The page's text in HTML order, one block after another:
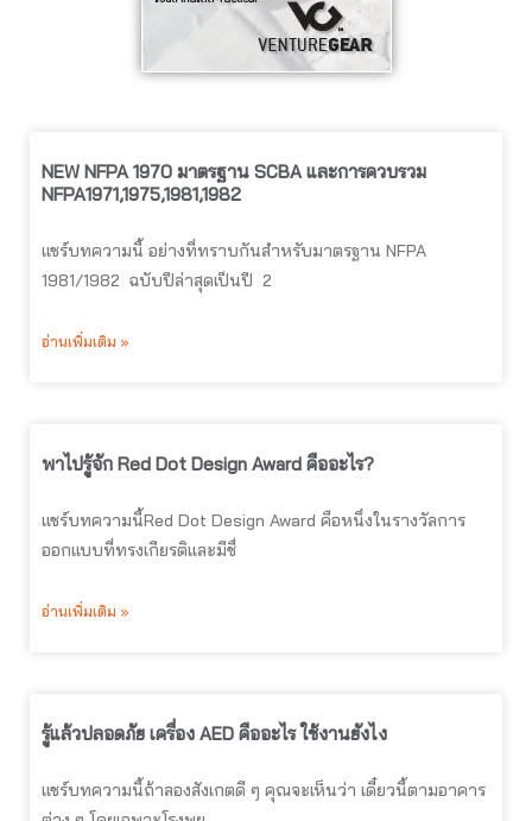
NEW NFPA 1970 มาตรฐาน SCBA และการควบรวม
NFPA1971,1975,1981,1982
แชร์บทความนี้ อย่างที่ทราบกันสำหรับมาตรฐาน NFPA
1981/1982 ฉบับปีล่าสุดเป็นปี 2
อ่านเพิ่มเติม »
พาไปรู้จัก Red Dot Design Award คืออะไร?
แชร์บทความนี้Red Dot Design Award คือหนึ่งในรางวัลการ
ออกแบบที่ทรงเกียรติและมีชื่
อ่านเพิ่มเติม »
รู้แล้วปลอดภัย เครื่อง AED คืออะไร ใช้งานยังไง
แชร์บทความนี้ถ้าลองสังเกตดี ๆ คุณจะเห็นว่า เดี๋ยวนี้ตามอาคาร